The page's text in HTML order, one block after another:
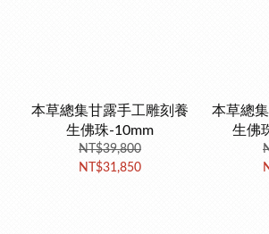
本草總集甘露手工雕刻養
生佛珠-10mm
NT$39,800
NT$31,850
本草總
生佛